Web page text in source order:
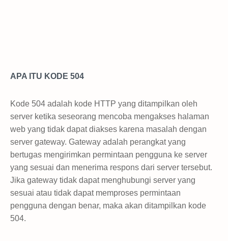
APA ITU KODE 504
Kode 504 adalah kode HTTP yang ditampilkan oleh
server ketika seseorang mencoba mengakses halaman
web yang tidak dapat diakses karena masalah dengan
server gateway. Gateway adalah perangkat yang
bertugas mengirimkan permintaan pengguna ke server
yang sesuai dan menerima respons dari server tersebut.
Jika gateway tidak dapat menghubungi server yang
sesuai atau tidak dapat memproses permintaan
pengguna dengan benar, maka akan ditampilkan kode
504.